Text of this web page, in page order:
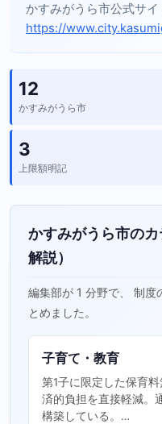
かすみがうら市公式サイ
https://
12
かすみがうら市
3
上限額明記
かすみがうら市の
解説）
編集部が 1 分野で、 制度
とめました。
子育て・教育
第1子に限定した保育
済的負担を直接軽減。
構築している。…